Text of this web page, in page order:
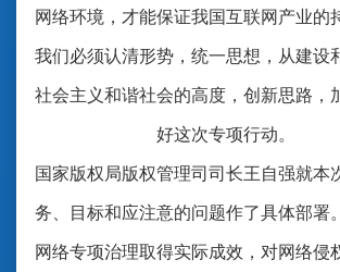
网络环境，才能保证我国互联网产业的
我们必须认清形势，统一思想，从建设
社会主义和谐社会的高度，创新思路，
好这次专项行动。
国家版权局版权管理司司长王自强就本
务、目标和应注意的问题作了具体部署
网络专项治理取得实际成效，对网络侵